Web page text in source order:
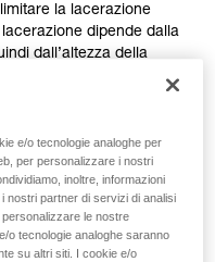
la lacerazione
dipende dalla
dall’altezza della
della caduta sono
AL DI SOTTO
e/o tecnologie analoghe per
per personalizzare i nostri
inoltre, informazioni
nostri partner di servizi di analisi
personalizzare le nostre
o tecnologie analoghe saranno
su altri siti. I cookie e/o